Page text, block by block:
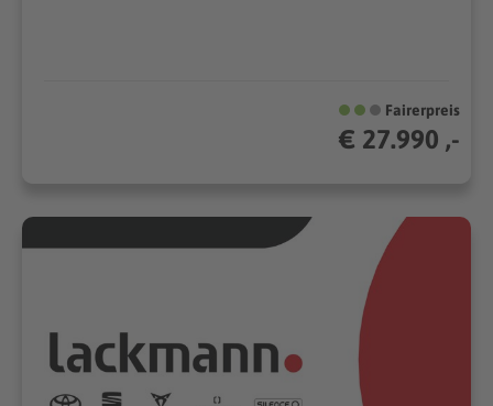
Fairerpreis
€ 27.990 ,-